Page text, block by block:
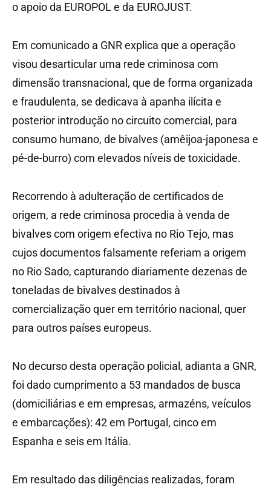
o apoio da EUROPOL e da EUROJUST.
Em comunicado a GNR explica que a operação
visou desarticular uma rede criminosa com
dimensão transnacional, que de forma organizada
e fraudulenta, se dedicava à apanha ilícita e
posterior introdução no circuito comercial, para
consumo humano, de bivalves (amêijoa-japonesa e
pé-de-burro) com elevados níveis de toxicidade.
Recorrendo à adulteração de certificados de
origem, a rede criminosa procedia à venda de
bivalves com origem efectiva no Rio Tejo, mas
cujos documentos falsamente referiam a origem
no Rio Sado, capturando diariamente dezenas de
toneladas de bivalves destinados à
comercialização quer em território nacional, quer
para outros países europeus.
No decurso desta operação policial, adianta a GNR,
foi dado cumprimento a 53 mandados de busca
(domiciliárias e em empresas, armazéns, veículos
e embarcações): 42 em Portugal, cinco em
Espanha e seis em Itália.
Em resultado das diligências realizadas, foram